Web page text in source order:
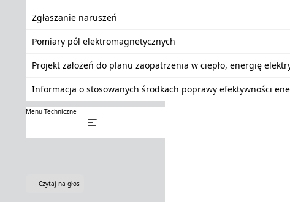
Zgłaszanie naruszeń
Pomiary pól elektromagnetycznych
Projekt założeń do planu zaopatrzenia w ciepło, energię
Informacja o stosowanych środkach poprawy efektywności
Menu Techniczne
Czytaj na głos